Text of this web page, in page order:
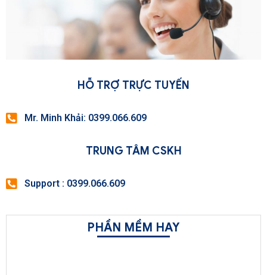
HỖ TRỢ TRỰC TUYẾN
Mr. Minh Khải: 0399.066.609
TRUNG TÂM CSKH
Support : 0399.066.609
PHẦN MỀM HAY